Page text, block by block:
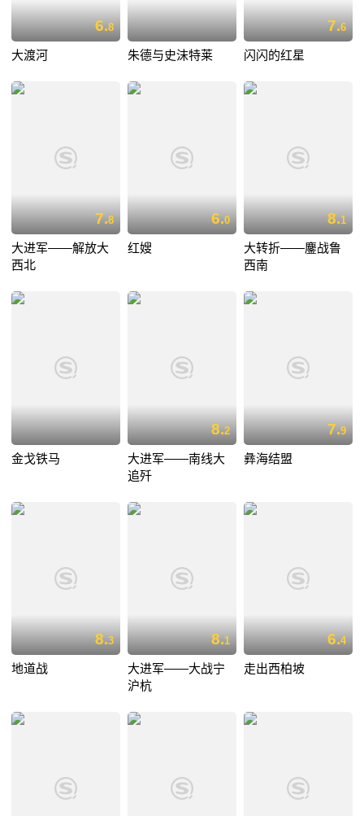
6.8
大渡河 朱德与史沫特莱
7.6
闪闪的红星
7.8
大进军——解放大
西北
6.0
红嫂
8.1
大转折——鏖战鲁
西南
金戈铁马
8.2
大进军——南线大
追歼
7.9
彝海结盟
8.3
地道战
8.1
大进军——大战宁
沪杭
6.4
走出西柏坡